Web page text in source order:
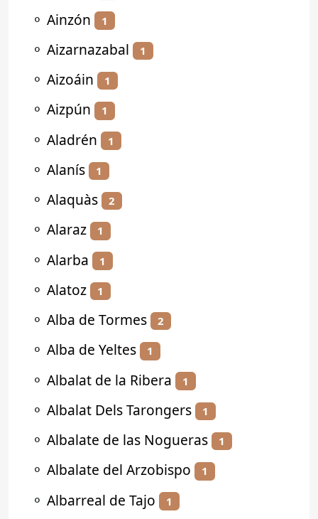
⚬ Ainzón 1
⚬ Aizarnazabal 1
⚬ Aizoáin 1
⚬ Aizpún 1
⚬ Aladrén 1
⚬ Alanís 1
⚬ Alaquàs 2
⚬ Alaraz 1
⚬ Alarba 1
⚬ Alatoz 1
⚬ Alba de Tormes 2
⚬ Alba de Yeltes 1
⚬ Albalat de la Ribera 1
⚬ Albalat Dels Tarongers 1
⚬ Albalate de las Nogueras 1
⚬ Albalate del Arzobispo 1
⚬ Albarreal de Tajo 1